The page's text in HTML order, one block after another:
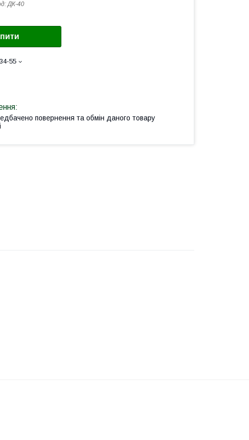
ДК-40
55
повернення та обмін даного товару